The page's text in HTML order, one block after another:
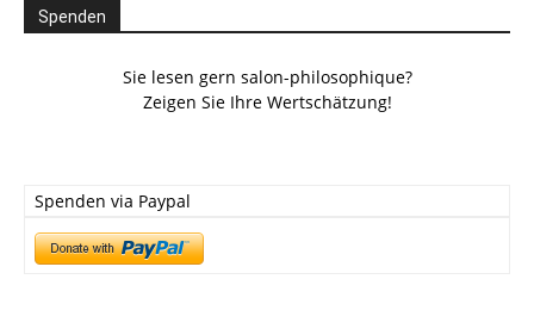
Spenden
Sie lesen gern salon-philosophique?
Zeigen Sie Ihre Wertschätzung!
Spenden via Paypal